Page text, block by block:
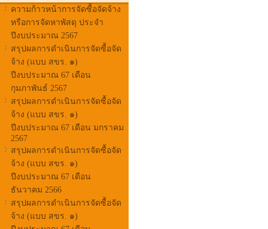
ความก้าวหน้าการจัดซื้อจัดจ้าง
หรือการจัดหาพัสดุ ประจำ
ปีงบประมาณ 2567
สรุปผลการดำเนินการจัดซื้อจัด
จ้าง (แบบ สขร. ๑)
ปีงบประมาณ 67 เดือน
กุมภาพันธ์ 2567
สรุปผลการดำเนินการจัดซื้อจัด
จ้าง (แบบ สขร. ๑)
ปีงบประมาณ 67 เดือน มกราคม
2567
สรุปผลการดำเนินการจัดซื้อจัด
จ้าง (แบบ สขร. ๑)
ปีงบประมาณ 67 เดือน
ธันวาคม 2566
สรุปผลการดำเนินการจัดซื้อจัด
จ้าง (แบบ สขร. ๑)